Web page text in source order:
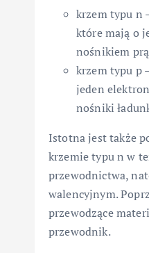
krzem typu n
które mają o
nośnikiem
krzem typu p
jeden
nośniki
Istotna jest także
krzemie typu n w
przewodnictwa,
walencyjnym.
przewodzące
przewodnik.